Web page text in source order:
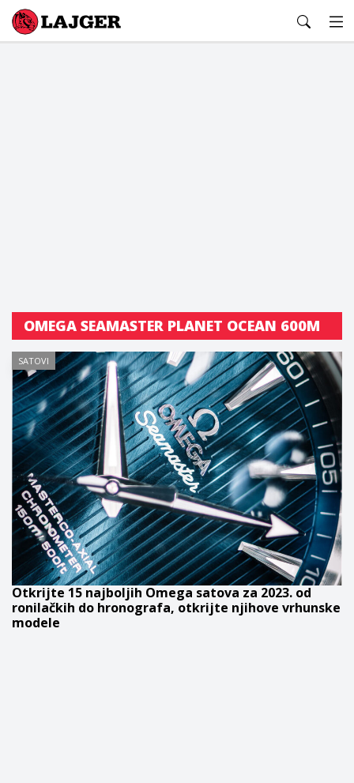
Lajger
OMEGA SEAMASTER PLANET OCEAN 600M
SATOVI
Otkrijte 15 najboljih Omega satova za 2023. od
ronilačkih do hronografa, otkrijte njihove vrhunske
modele